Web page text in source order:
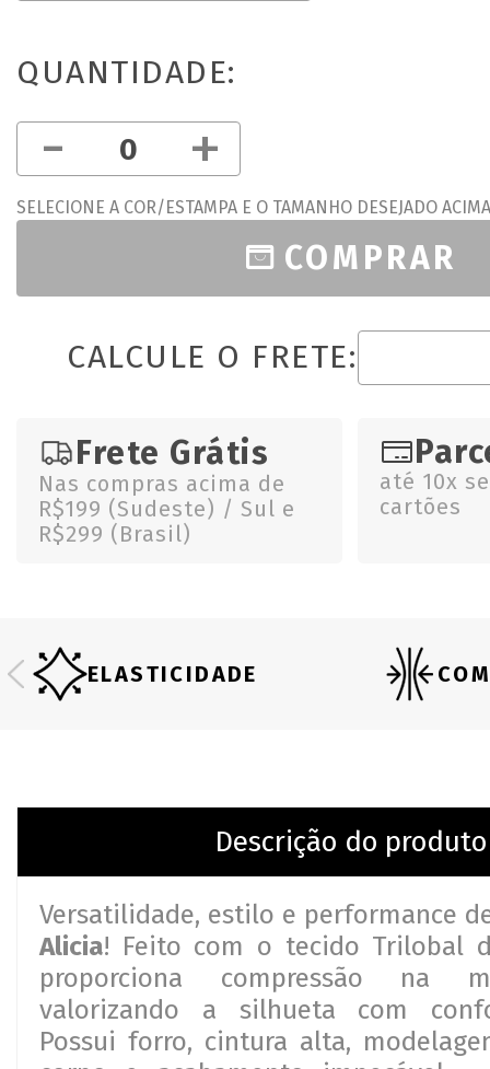
QUANTIDADE:
- +
SELECIONE A COR/ESTAMPA E O TAMANHO DESEJADO ACIMA
COMPRAR
CALCULE O FRETE:
Frete Grátis
Nas compras acima de
R$199 (Sudeste) / Sul e
R$299 (Brasil)
até 10x
cartões
ELASTICIDADE
Descrição do produto
Versatilidade, estilo e performance
Alicia! Feito com o tecido Trilobal
proporciona compressão na
valorizando a silhueta com
Possui forro, cintura alta,